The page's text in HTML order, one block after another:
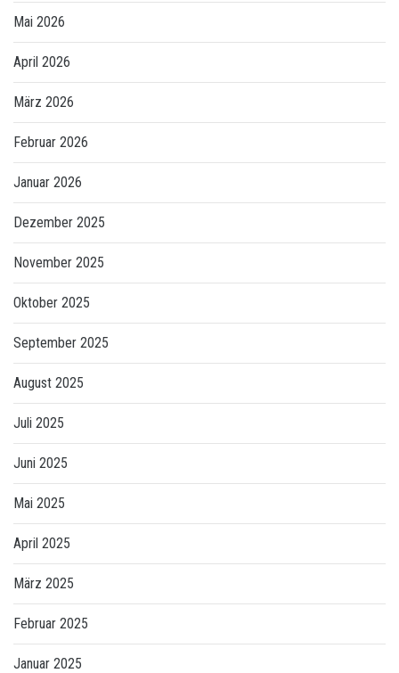
Mai 2026
April 2026
März 2026
Februar 2026
Januar 2026
Dezember 2025
November 2025
Oktober 2025
September 2025
August 2025
Juli 2025
Juni 2025
Mai 2025
April 2025
März 2025
Februar 2025
Januar 2025